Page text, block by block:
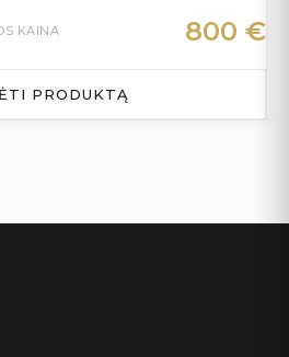
KAINA 800 €
PRODUKTĄ